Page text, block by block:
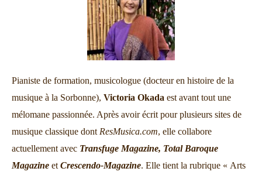
Pianiste de formation, musicologue (docteur en histoire de la
musique à la Sorbonne), Victoria Okada est avant tout une
mélomane passionnée. Après avoir écrit pour plusieurs sites de
musique classique dont ResMusica.com, elle collabore
actuellement avec Transfuge Magazine, Total Baroque
Magazine et Crescendo-Magazine. Elle tient la rubrique « Arts